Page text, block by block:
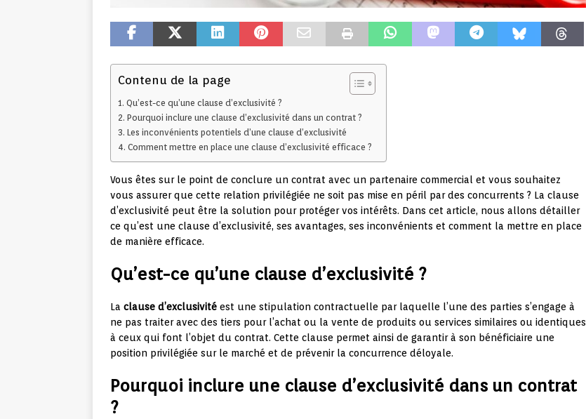
Contenu de la page
Qu’est-ce qu’une clause d’exclusivité ?
Pourquoi inclure une clause d’exclusivité dans un contrat ?
Les inconvénients potentiels d’une clause d’exclusivité
Comment mettre en place une clause d’exclusivité efficace ?
Vous êtes sur le point de conclure un contrat avec un partenaire commercial et vous souhaitez
vous assurer que cette relation privilégiée ne soit pas mise en péril par des concurrents ? La clause
d’exclusivité peut être la solution pour protéger vos intérêts. Dans cet article, nous allons détailler
ce qu’est une clause d’exclusivité, ses avantages, ses inconvénients et comment la mettre en place
de manière efficace.
Qu’est-ce qu’une clause d’exclusivité ?
La clause d’exclusivité est une stipulation contractuelle par laquelle l’une des parties s’engage à
ne pas traiter avec des tiers pour l’achat ou la vente de produits ou services similaires ou identiques
à ceux qui font l’objet du contrat. Cette clause permet ainsi de garantir à son bénéficiaire une
position privilégiée sur le marché et de prévenir la concurrence déloyale.
Pourquoi inclure une clause d’exclusivité dans un contrat
?